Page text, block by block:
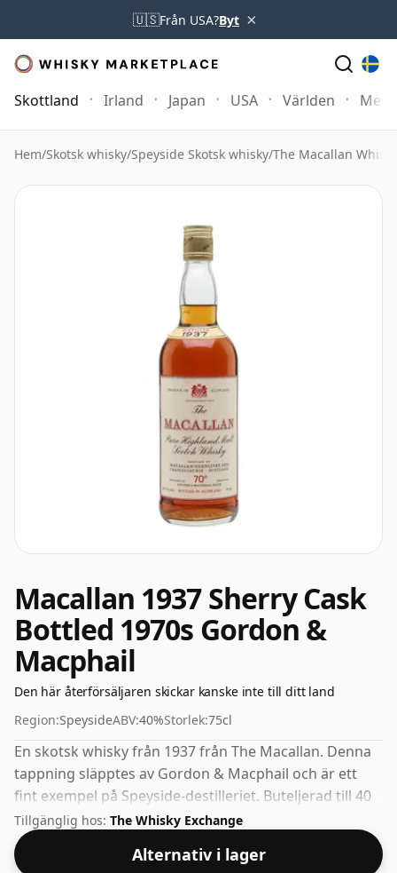
🇺🇸Från USA?Byt ×
Skottland Irland Japan USA Världen Mer
Hem/Skotsk whisky/Speyside Skotsk whisky/The Macallan Whisky
Macallan 1937 Sherry Cask
Bottled 1970s Gordon &
Macphail
Den här återförsäljaren skickar kanske inte till ditt land
Region:SpeysideABV:40%Storlek:75cl
En skotsk whisky från 1937 från The Macallan. Denna
tappning släpptes av Gordon & Macphail och är ett
fint exempel på Speyside-destilleriet. Buteljerad till 40
% ABV, kommer detta inte att blåsa av dina strumpor
när det gäller styrka, men kommer säkerligen att vara
en tjusig anda.
Tillgänglig hos: The Whisky Exchange
Alternativ i lager